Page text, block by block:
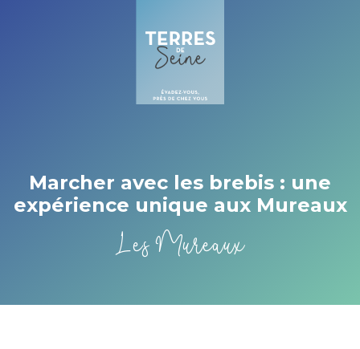
Marcher avec les brebis : une
expérience unique aux Mureaux
Les Mureaux